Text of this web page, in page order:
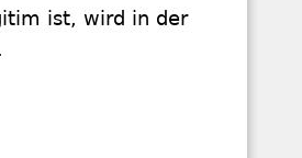
ist, wird in der